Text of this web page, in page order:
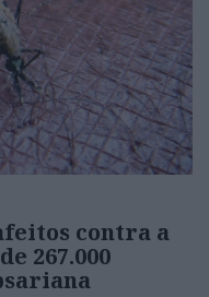
contra a
267.000